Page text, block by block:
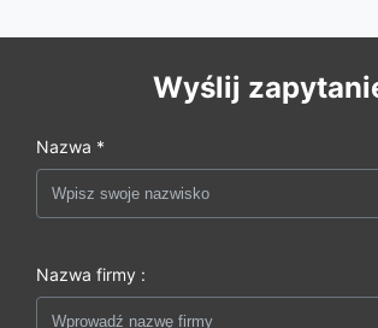
Wyślij
Nazwa *
Nazwa firmy :